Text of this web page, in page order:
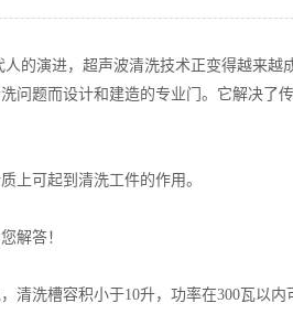
演进，超声波清洗技术正变得越来越成
问题而设计和建造的专业门。它解决了
上可起到清洗工件的作用。
解答！
洗槽容积小于10升，功率在300瓦以内